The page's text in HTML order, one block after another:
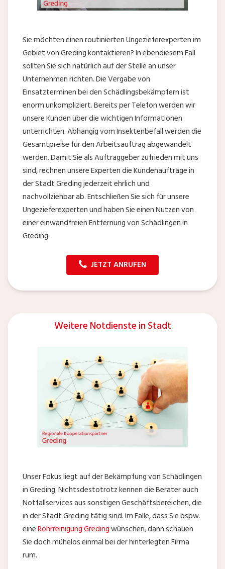
Sie möchten einen routinierten Ungezieferexperten im
Gebiet von Greding kontaktieren? In ebendiesem Fall
sollten Sie sich natürlich auf der Stelle an unser
Unternehmen richten. Die Vergabe von
Einsatzterminen bei den Schädlingsbekämpfern ist
enorm unkompliziert. Bereits per Telefon werden wir
unsere Kunden über die wichtigen Informationen
unterrichten. Abhängig vom Insektenbefall werden die
Gesamtpreise für den Arbeitsauftrag abgewandelt
werden. Damit Sie als Auftraggeber zufrieden mit uns
sind, rechnen unsere Experten die Kundenaufträge in
der Stadt Greding jederzeit ehrlich und
nachvollziehbar ab. Entschließen Sie sich für unsere
Ungezieferexperten und haben Sie einen Nutzen von
einer einwandfreien Entfernung von Schädlingen in
Greding.
JETZT ANRUFEN
Weitere Notdienste in Stadt
Unser Fokus liegt auf der Bekämpfung von Schädlingen
in Greding. Nichtsdestotrotz kennen die Berater auch
Notfallservices aus sonstigen Geschäftsbereichen, die
in der Stadt Greding tätig sind. Im Falle, dass Sie bspw.
eineRohrreinigung Gredingwünschen, dann schauen
Sie doch mühelos einmal bei der hinterlegten Firma
rum.